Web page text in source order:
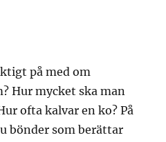
på med om
Hur mycket ska man
ofta kalvar en ko? På
bönder som berättar